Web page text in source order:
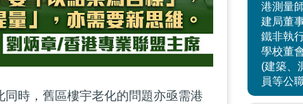
時，舊區樓宇老化的問題亦亟需港
港測量
建局董
鐵非執
學校董
(建築、
員等公職